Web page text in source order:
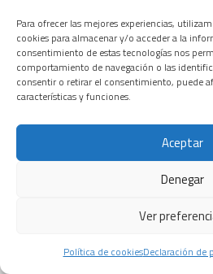
Para ofrecer las mejores experiencias,
cookies para almacenar y/o acceder a la
consentimiento de estas tecnologías nos
comportamiento de navegación o las
consentir o retirar el consentimiento, puede
características y funciones.
Aceptar
Denegar
Ver
Política de cookiesDeclaración de